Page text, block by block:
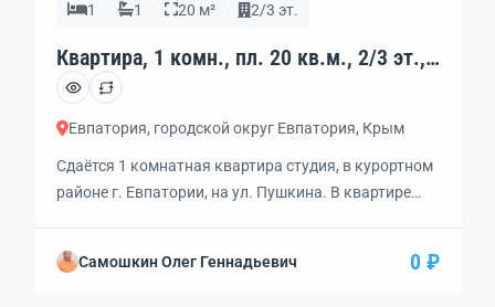
1 1 20 м² 2/3 эт.
Квартира, 1 комн., пл. 20 кв.м., 2/3 эт.,
код: 453250
Евпатория, городской округ Евпатория, Крым
Сдаётся 1 комнатная квартира студия, в курортном
районе г. Евпатории, на ул. Пушкина. В квартире
спальное место на втором этаже. Посуда,
Самошкин Олег Геннадьевич 0 ₽